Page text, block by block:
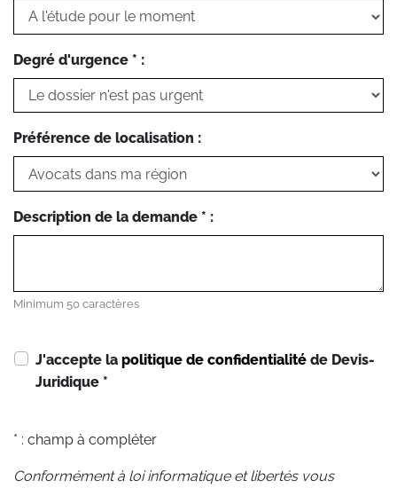
Degré d'urgence * :
Préférence de localisation :
Description de la demande * :
Minimum 50 caractères
J'accepte la politique de confidentialité de Devis-
Juridique *
* : champ à compléter
Conformément à loi informatique et libertés vous